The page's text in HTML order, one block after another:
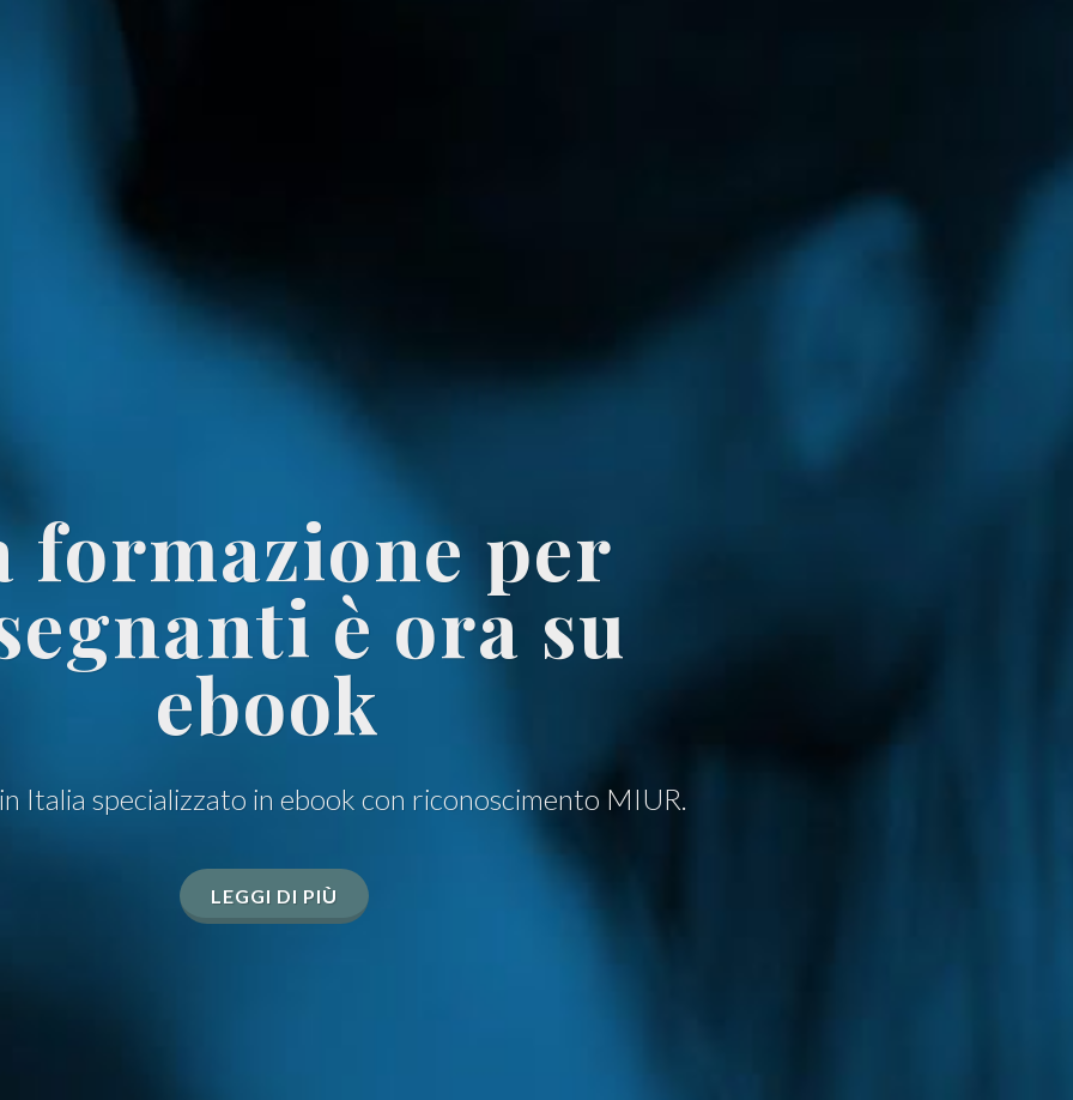
formazione per
è ora su
ebook
Italia specializzato in ebook con riconoscimento MIUR.
LEGGI DI PIÙ